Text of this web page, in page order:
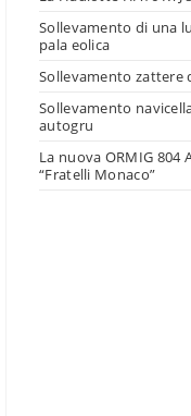
Sollevamento di una
pala eolica
Sollevamento zattere
Sollevamento
autogru
La nuova ORMIG 804
“Fratelli Monaco”